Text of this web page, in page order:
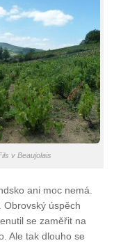
v Beaujolais
ani moc nemá.
Obrovský úspěch
se zaměřit na
Ale tak dlouho se